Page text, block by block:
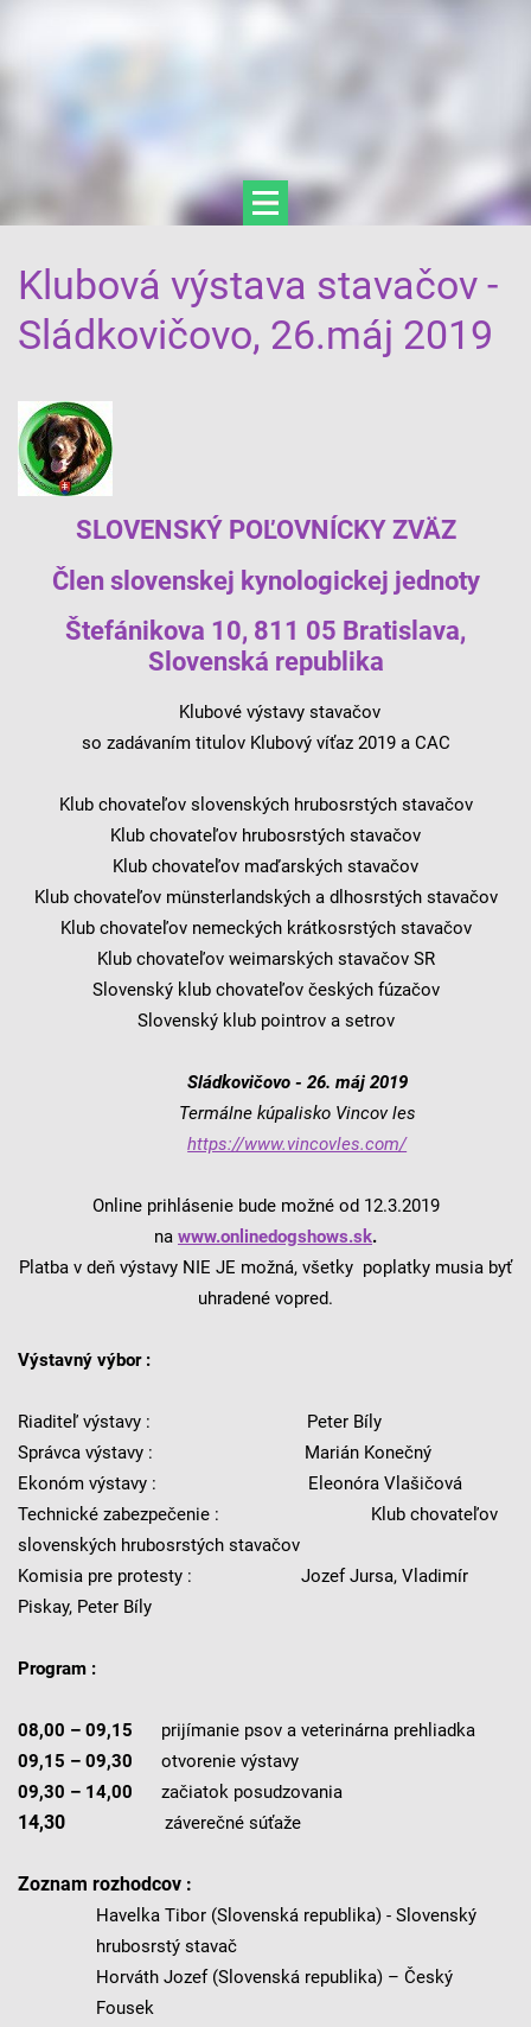
Klubová výstava stavačov -
Sládkovičovo, 26.máj 2019
SLOVENSKÝ POĽOVNÍCKY ZVÄZ
Člen slovenskej kynologickej jednoty
Štefánikova 10, 811 05 Bratislava,
Slovenská republika
Klubové výstavy stavačov
so zadávaním titulov Klubový víťaz 2019 a CAC
Klub chovateľov slovenských hrubosrstých stavačov
Klub chovateľov hrubosrstých stavačov
Klub chovateľov maďarských stavačov
Klub chovateľov münsterlandských a dlhosrstých stavačov
Klub chovateľov nemeckých krátkosrstých stavačov
Klub chovateľov weimarských stavačov SR
Slovenský klub chovateľov českých fúzačov
Slovenský klub pointrov a setrov
Sládkovičovo - 26. máj 2019
Termálne kúpalisko Vincov les
https://www.vincovles.com/
Online prihlásenie bude možné od 12.3.2019
na www.onlinedogshows.sk.
Platba v deň výstavy NIE JE možná, všetky poplatky musia byť
uhradené vopred.
Výstavný výbor :
Riaditeľ výstavy : Peter Bíly
Správca výstavy : Marián Konečný
Ekonóm výstavy : Eleonóra Vlašičová
Technické zabezpečenie : Klub chovateľov
slovenských hrubosrstých stavačov
Komisia pre protesty : Jozef Jursa, Vladimír
Piskay, Peter Bíly
Program :
08,00 – 09,15 prijímanie psov a veterinárna prehliadka
09,15 – 09,30 otvorenie výstavy
09,30 – 14,00 začiatok posudzovania
14,30 záverečné súťaže
Zoznam rozhodcov :
Havelka Tibor (Slovenská republika) - Slovenský
hrubosrstý stavač
Horváth Jozef (Slovenská republika) – Český
Fousek